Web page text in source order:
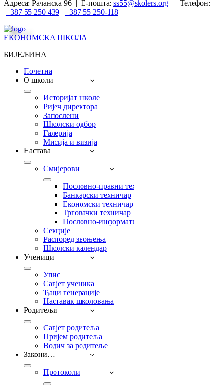
Адреса: Рачанска 96 | Е-пошта: ss55@skolers.org | Телефон:
+387 55 250 439 | +387 55 250-118
ЕКОНОМСКА ШКОЛА
БИЈЕЉИНА
Почетна
О школи
Историјат школе
Ријеч директора
Запослени
Школски одбор
Галерија
Мисија и визија
Настава
Смијерови
Пословно-правни техничар
Банкарски техничар
Економски техничар
Трговачки техничар
Пословно-информатички техничар
Секције
Распоред звоњења
Школски календар
Ученици
Упис
Савјет ученика
Ђаци генерације
Наставак школовања
Родитељи
Савјет родитеља
Пријем родитеља
Водич за родитеље
Закони…
Протоколи